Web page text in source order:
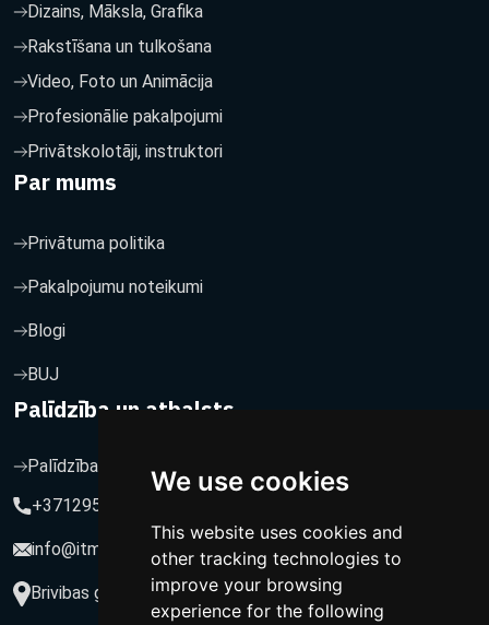
We use cookies
This website uses cookies and
other tracking technologies to
improve your browsing
experience for the following
Dizains, Māksla, Grafika
Rakstīšana un tulkošana
Video, Foto un Animācija
Profesionālie pakalpojumi
Privātskolotāji, instruktori
Par mums
Privātuma politika
Pakalpojumu noteikumi
Blogi
BUJ
Palīdzība un atbalsts
Palīdzība un atbalsts
+37129564547
info@itmarketing.lv
Brivibas gatve 234-77, LV-1039, Riga, Latvia